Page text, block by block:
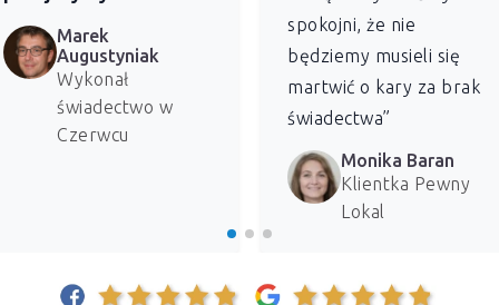
Marek
Augustyniak
Wykonał
świadectwo w
Czerwcu
spokojni, że nie
będziemy musieli się
martwić o kary za brak
świadectwa”
Monika Baran
Klientka Pewny
Lokal